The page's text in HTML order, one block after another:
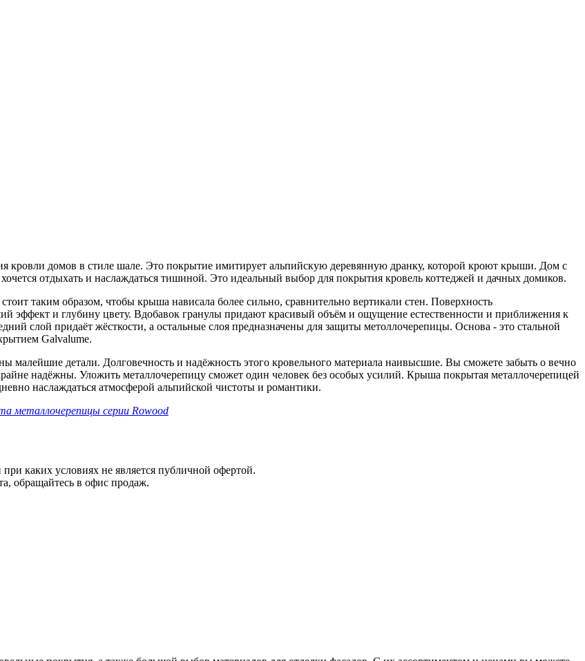
кровли домов в стиле шале. Это покрытие имитирует альпийскую деревянную дранку, которой кроют крыши. Дом с
отдыхать и наслаждаться тишиной. Это идеальный выбор для покрытия кровель коттеджей и дачных домиков.
таким образом, чтобы крыша нависала более сильно, сравнительно вертикали стен. Поверхность
эффект и глубину цвету. Вдобавок гранулы придают красивый объём и ощущение естественности и приближения к
слой придаёт жёсткости, а остальные слоя предназначены для защиты метоллочерепицы. Основа - это стальной
Galvalume.
малейшие детали. Долговечность и надёжность этого кровельного материала наивысшие. Вы сможете забыть о вечно
надёжны. Уложить металлочерепицу сможет один человек без особых усилий. Крыша покрытая металлочерепицей
наслаждаться атмосферой альпийской чистоты и романтики.
металлочерепицы серии Rowood
каких условиях не является публичной офертой.
обращайтесь в офис продаж.